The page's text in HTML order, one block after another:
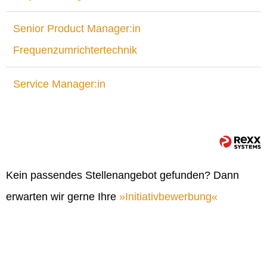
Senior Product Manager:in
Frequenzumrichtertechnik
Service Manager:in
Kein passendes Stellenangebot gefunden? Dann
erwarten wir gerne Ihre
Initiativbewerbung